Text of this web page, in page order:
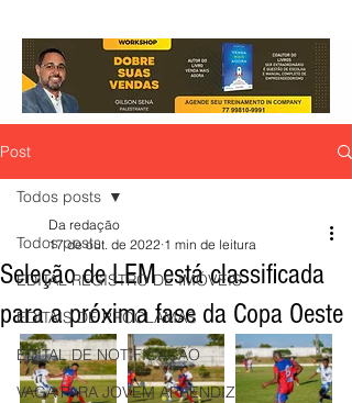
Post
Todos posts
EDITAL REGISTRO DE IMÓVEIS
EDITAIS DE PROCLAMAS
EDITAL DE NOTIFICAÇÃO
VAGA PARA JOVEM APRENDIZ
Todos posts
Seleção de LEM está classificada
para a próxima fase da Copa Oeste
Da redação
17 de out. de 2022 1 min de leitura